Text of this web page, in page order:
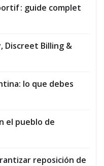
: guide complet
Discreet Billing &
lo que debes
el pueblo de
reposición de